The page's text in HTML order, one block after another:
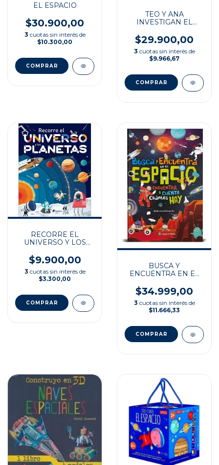
EL ESPACIO
$30.900,00
3 cuotas sin interés de
$10.300,00
TEO Y ANA
INVESTIGAN EL
$29.900,00
3 cuotas sin interés de
$9.966,67
RECORRE EL
UNIVERSO Y LOS
$9.900,00
3 cuotas sin interés de
$3.300,00
BUSCA Y
ENCUENTRA EN EL
$34.999,00
3 cuotas sin interés de
$11.666,33